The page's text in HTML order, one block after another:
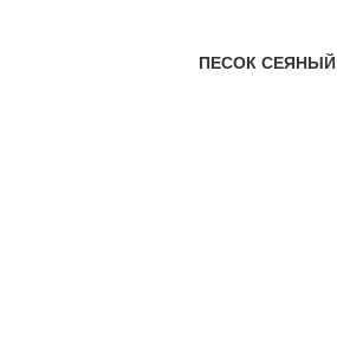
ПЕСОК СЕЯНЫЙ